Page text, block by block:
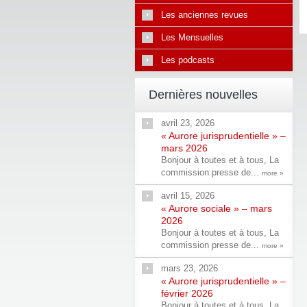
Les anciennes revues
Les Mensuelles
Les podcasts
Dernières nouvelles
avril 23, 2026
« Aurore jurisprudentielle » –
mars 2026
Bonjour à toutes et à tous, La
commission presse de... more »
avril 15, 2026
« Aurore sociale » – mars
2026
Bonjour à toutes et à tous, La
commission presse de... more »
mars 23, 2026
« Aurore jurisprudentielle » –
février 2026